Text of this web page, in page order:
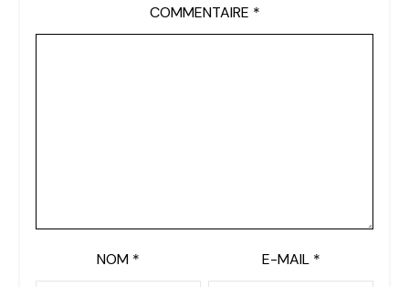
COMMENTAIRE *
NOM * E-MAIL *